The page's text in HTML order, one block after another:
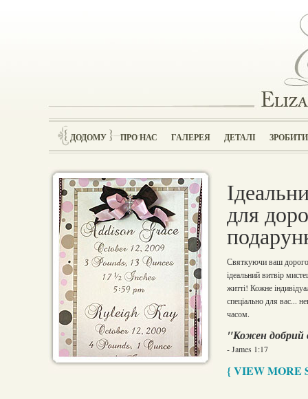
ДОДОМУ ПРО НАС ГАЛЕРЕЯ ДЕТАЛІ
для
Святкуючи ваш
ідеальний витвір
житті! Кожне
спеціально для вас...
часом.
"Кожен добрий
- James 1:17
{ VIEW MORE